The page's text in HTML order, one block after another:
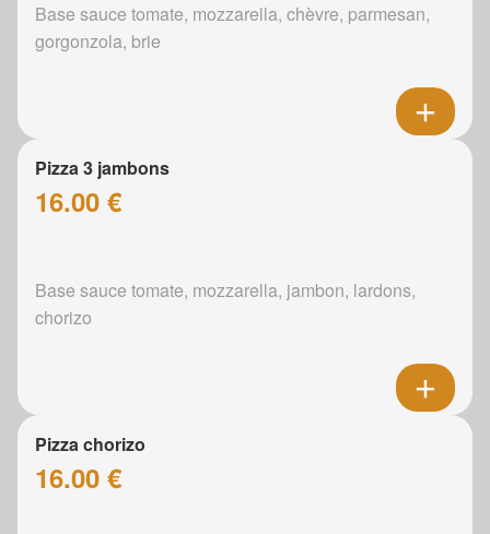
Base sauce tomate, mozzarella, chèvre, parmesan,
gorgonzola, brie
Pizza 3 jambons
16.00 €
Base sauce tomate, mozzarella, jambon, lardons,
chorizo
Pizza chorizo
16.00 €